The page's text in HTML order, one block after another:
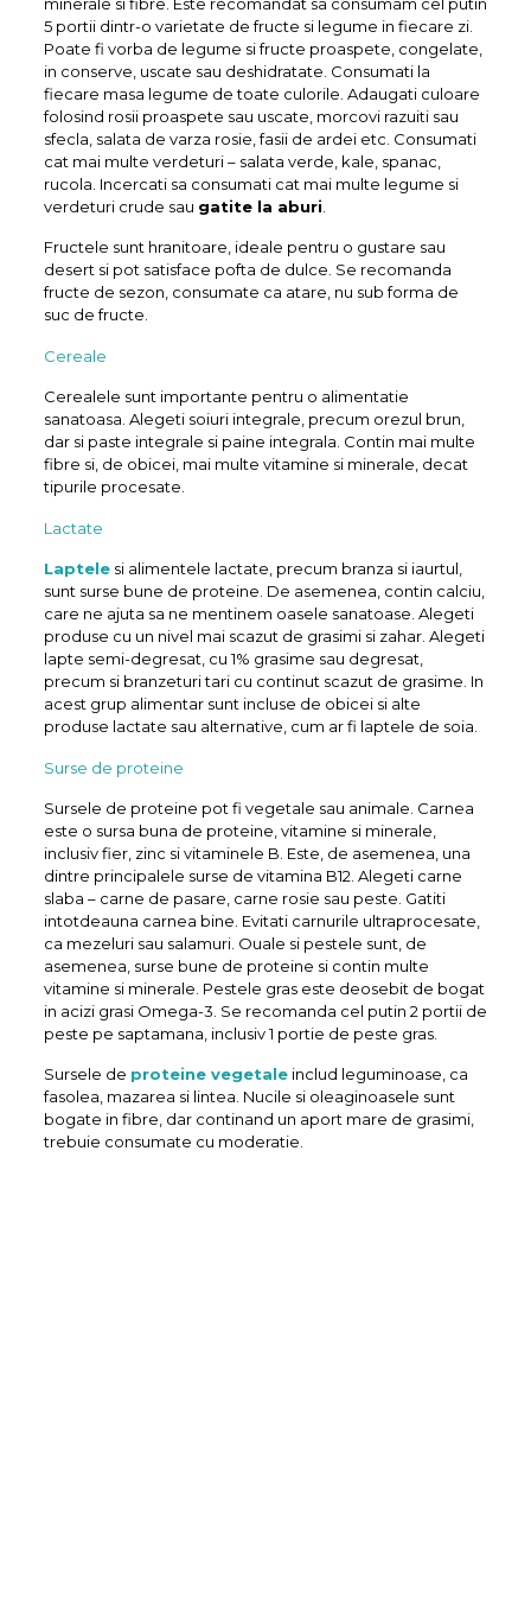
5 portii dintr-o varietate de fructe si legume in fiecare zi.
Poate fi vorba de legume si fructe proaspete, congelate,
in conserve, uscate sau deshidratate. Consumati la
fiecare masa legume de toate culorile. Adaugati culoare
folosind rosii proaspete sau uscate, morcovi razuiti sau
sfecla, salata de varza rosie, fasii de ardei etc. Consumati
cat mai multe verdeturi – salata verde, kale, spanac,
rucola. Incercati sa consumati cat mai multe legume si
verdeturi crude sau gatite la aburi
Fructele sunt hranitoare, ideale pentru o gustare sau
desert si pot satisface pofta de dulce. Se recomanda
fructe de sezon, consumate ca atare, nu sub forma de
suc de fructe.
Cereale
Cerealele sunt importante pentru o alimentatie
sanatoasa. Alegeti soiuri integrale, precum orezul brun,
dar si paste integrale si paine integrala. Contin mai multe
fibre si, de obicei, mai multe vitamine si minerale, decat
tipurile procesate.
Lactate
Laptele si alimentele lactate, precum branza si iaurtul,
sunt surse bune de proteine. De asemenea, contin calciu,
care ne ajuta sa ne mentinem oasele sanatoase. Alegeti
produse cu un nivel mai scazut de grasimi si zahar. Alegeti
lapte semi-degresat, cu 1% grasime sau degresat,
precum si branzeturi tari cu continut scazut de grasime. In
acest grup alimentar sunt incluse de obicei si alte
produse lactate sau alternative, cum ar fi laptele de soia.
Surse de proteine
Sursele de proteine pot fi vegetale sau animale. Carnea
este o sursa buna de proteine, vitamine si minerale,
inclusiv fier, zinc si vitaminele B. Este, de asemenea, una
dintre principalele surse de vitamina B12. Alegeti carne
slaba – carne de pasare, carne rosie sau peste. Gatiti
intotdeauna carnea bine. Evitati carnurile ultraprocesate,
ca mezeluri sau salamuri. Ouale si pestele sunt, de
asemenea, surse bune de proteine ​​si contin multe
vitamine si minerale. Pestele gras este deosebit de bogat
in acizi grasi Omega-3. Se recomanda cel putin 2 portii de
peste pe saptamana, inclusiv 1 portie de peste gras.
Sursele de proteine vegetale includ leguminoase, ca
fasolea, mazarea si lintea. Nucile si oleaginoasele sunt
bogate in fibre, dar continand un aport mare de grasimi,
trebuie consumate cu moderatie.